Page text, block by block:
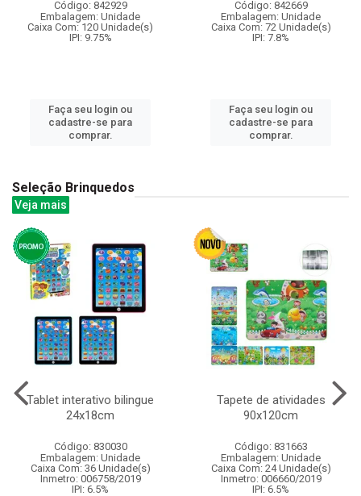
Código: 842929
Embalagem: Unidade
Caixa Com: 120 Unidade(s)
IPI: 9.75%
Faça seu login ou
cadastre-se para
comprar.
Código: 842669
Embalagem: Unidade
Caixa Com: 72 Unidade(s)
IPI: 7.8%
Faça seu login ou
cadastre-se para
comprar.
Seleção Brinquedos
Veja mais
Tablet interativo bilingue
24x18cm
Código: 830030
Embalagem: Unidade
Caixa Com: 36 Unidade(s)
Inmetro: 006758/2019
IPI: 6.5%
Tapete de atividades
90x120cm
Código: 831663
Embalagem: Unidade
Caixa Com: 24 Unidade(s)
Inmetro: 006660/2019
IPI: 6.5%